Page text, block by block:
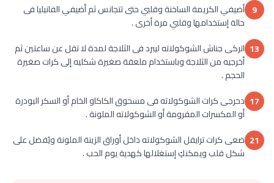
9 أضيفي الكريمة الساخنة وقلبي حتى تتجانس ثم أضيفي الفانيليا فى
حالة إستخدامها وقلبي مرة أخرى .
13 اتركى جناش الشوكولاته ليبرد فى الثلاجة لمدة لا تقل عن ساعتين ثم
أخرجيه من الثلاجة وباستخدام ملعقة صغيرة شكليه إلى كرات صغيرة
الحجم .
17 دحرجى كرات الشوكولاته فى مسحوق الكاكاو الخام أو السكر البودرة
أو المكسرات المفرومة أو الشوكولاته الملونة .
21 ضعى كرات ترايفل الشوكولاته داخل أوراق الزينة الملونة ويُفضل على
شكل قلب ويمكنكِ إستغلالها كهدية يوم الحب .